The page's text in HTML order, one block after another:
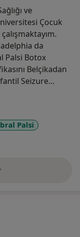
ve
Çocuk
da
Palsi Botox
Belçikadan
Seizure
derneklerde
Çocuk
Palsi
hakkında